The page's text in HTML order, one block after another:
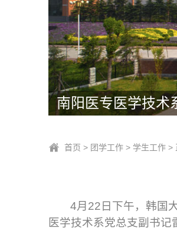
南阳医专医学技术
首页 > 团学工作 > 学生工作 >
4月22日下午，韩国
医学技术系党总支副书记